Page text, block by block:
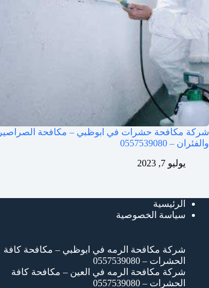
شركة مكافحة حشرات في ابوظبي – مكافحة الصراصير
والفئران – 0557539080
يوليو 7, 2023
الرئيسية
سياسة الخصوصية
شركة مكافحة الرمه في ابوظبي – مكافحة كافة
الحشرات – 0557539080
شركة مكافحة الرمه في العين – مكافحة كافة
الحشرات – 0557539080